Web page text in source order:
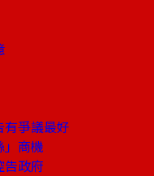
爭議最好
商機
政府